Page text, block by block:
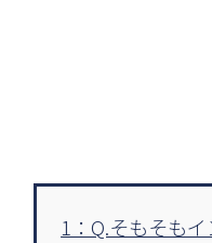
1：Q.そもそも